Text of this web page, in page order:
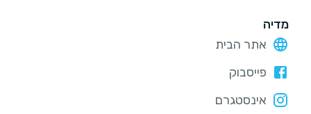
מדיה
אתר הבית
פייסבוק
אינסטגרם